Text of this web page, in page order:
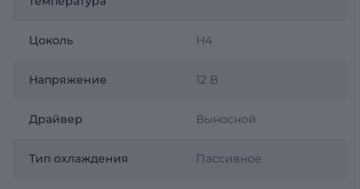
Цоколь H4
Напряжение 12 В
Драйвер Выносной
Тип охлаждения Пассивное